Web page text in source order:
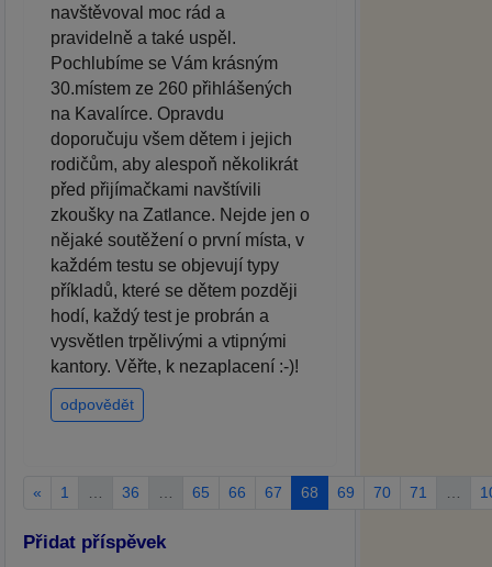
navštěvoval moc rád a
pravidelně a také uspěl.
Pochlubíme se Vám krásným
30.místem ze 260 přihlášených
na Kavalírce. Opravdu
doporučuju všem dětem i jejich
rodičům, aby alespoň několikrát
před přijímačkami navštívili
zkoušky na Zatlance. Nejde jen o
nějaké soutěžení o první místa, v
každém testu se objevují typy
příkladů, které se dětem později
hodí, každý test je probrán a
vysvětlen trpělivými a vtipnými
kantory. Věřte, k nezaplacení :-)!
odpovědět
« 1 36 65 66 67 68 69 70 71
Přidat příspěvek